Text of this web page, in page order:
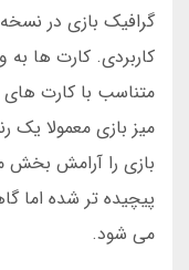
کاربردی. کارت ها
متناسب با کارت
میز بازی معمولا یک
بازی را آرامش
پیچیده تر شده اما
می شود.